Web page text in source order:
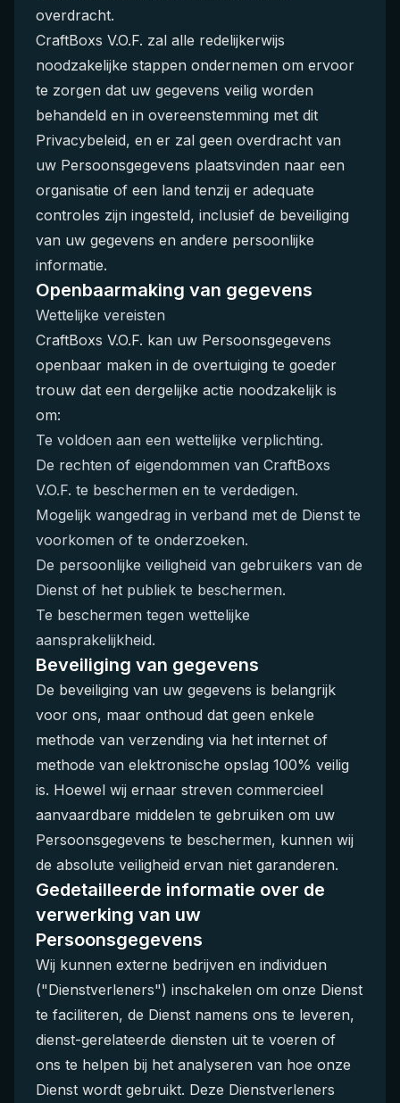
overdracht.
CraftBoxs V.O.F. zal alle redelijkerwijs
noodzakelijke stappen ondernemen om ervoor
te zorgen dat uw gegevens veilig worden
behandeld en in overeenstemming met dit
Privacybeleid, en er zal geen overdracht van
uw Persoonsgegevens plaatsvinden naar een
organisatie of een land tenzij er adequate
controles zijn ingesteld, inclusief de beveiliging
van uw gegevens en andere persoonlijke
informatie.
Openbaarmaking van gegevens
Wettelijke vereisten
CraftBoxs V.O.F. kan uw Persoonsgegevens
openbaar maken in de overtuiging te goeder
trouw dat een dergelijke actie noodzakelijk is
om:
Te voldoen aan een wettelijke verplichting.
De rechten of eigendommen van CraftBoxs
V.O.F. te beschermen en te verdedigen.
Mogelijk wangedrag in verband met de Dienst te
voorkomen of te onderzoeken.
De persoonlijke veiligheid van gebruikers van de
Dienst of het publiek te beschermen.
Te beschermen tegen wettelijke
aansprakelijkheid.
Beveiliging van gegevens
De beveiliging van uw gegevens is belangrijk
voor ons, maar onthoud dat geen enkele
methode van verzending via het internet of
methode van elektronische opslag 100% veilig
is. Hoewel wij ernaar streven commercieel
aanvaardbare middelen te gebruiken om uw
Persoonsgegevens te beschermen, kunnen wij
de absolute veiligheid ervan niet garanderen.
Gedetailleerde informatie over de
verwerking van uw
Persoonsgegevens
Wij kunnen externe bedrijven en individuen
("Dienstverleners") inschakelen om onze Dienst
te faciliteren, de Dienst namens ons te leveren,
dienst-gerelateerde diensten uit te voeren of
ons te helpen bij het analyseren van hoe onze
Dienst wordt gebruikt. Deze Dienstverleners